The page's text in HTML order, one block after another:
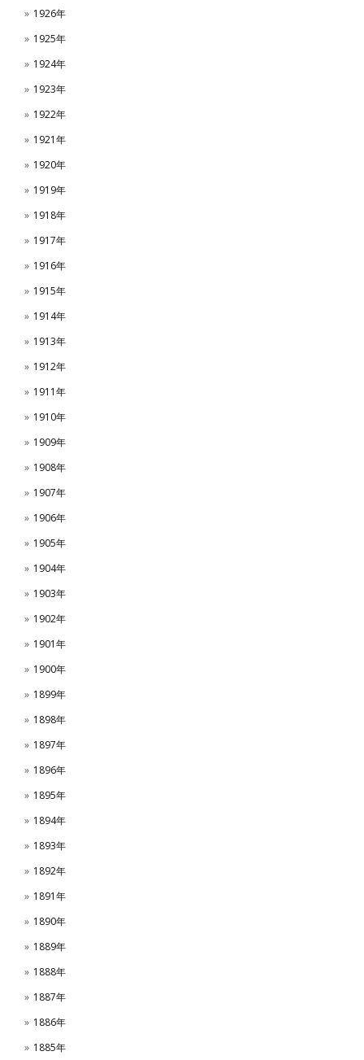
1926年
1925年
1924年
1923年
1922年
1921年
1920年
1919年
1918年
1917年
1916年
1915年
1914年
1913年
1912年
1911年
1910年
1909年
1908年
1907年
1906年
1905年
1904年
1903年
1902年
1901年
1900年
1899年
1898年
1897年
1896年
1895年
1894年
1893年
1892年
1891年
1890年
1889年
1888年
1887年
1886年
1885年